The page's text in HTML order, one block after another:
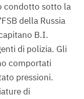
condotto sotto la
della Russia
B.I.
di polizia. Gli
comportati
pressioni.
di